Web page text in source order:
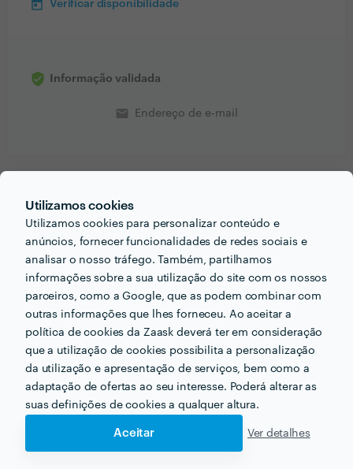
Utilizamos cookies
Utilizamos cookies para personalizar conteúdo e
anúncios, fornecer funcionalidades de redes sociais e
analisar o nosso tráfego. Também, partilhamos
informações sobre a sua utilização do site com os nossos
parceiros, como a Google, que as podem combinar com
outras informações que lhes forneceu. Ao aceitar a
política de cookies da Zaask deverá ter em consideração
que a utilização de cookies possibilita a personalização
da utilização e apresentação de serviços, bem como a
adaptação de ofertas ao seu interesse. Poderá alterar as
suas definições de cookies a qualquer altura.
Aceitar Ver detalhes
Verificar disponibilidade
Informação validada
email Endereço de e-mail
Receba várias propostas de profissionais como
Filipe Alves em poucas horas.
Outros serviços proporcionados por Filipe Alves
Instalação de Deck em tavira
Pavimentos em tavira
Colocação de Tecto Falso em tavira